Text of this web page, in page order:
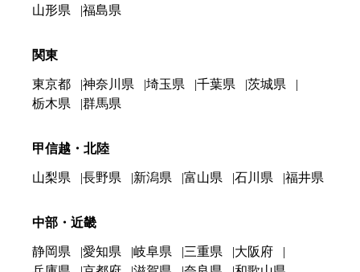
山形県
福島県
関東
東京都 神奈川県 埼玉県 千葉県
茨城県
栃木県
群馬県
甲信越・北陸
山梨県 長野県 新潟県 富山県 石川県 福井県
中部・近畿
静岡県 愛知県 岐阜県 三重県
大阪府